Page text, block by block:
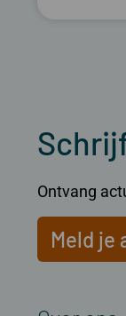
Ontvang
Meld je